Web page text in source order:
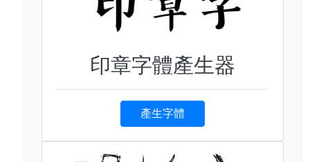
印章字體產生器
產生字體